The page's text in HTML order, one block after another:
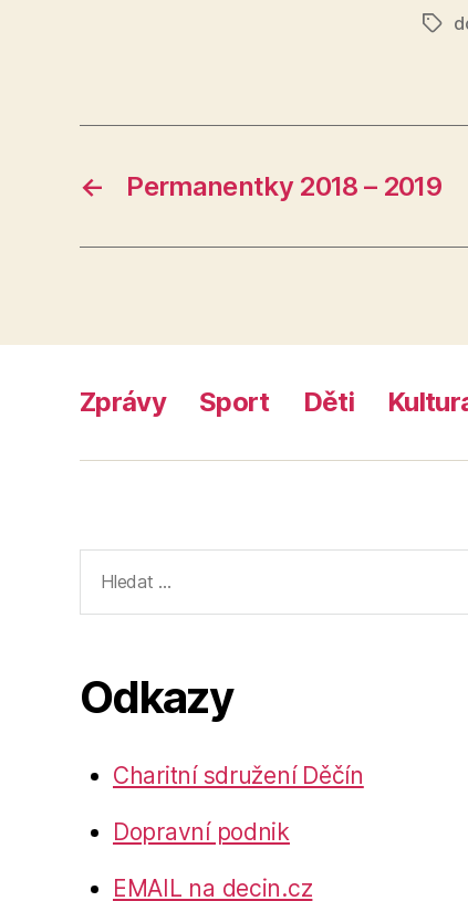
Štítky
← Permanentky 2018 – 2019
Zprávy Sport Děti
vyhledávání:
Odkazy
Charitní sdružení Děčín
Dopravní podnik
EMAIL na decin.cz